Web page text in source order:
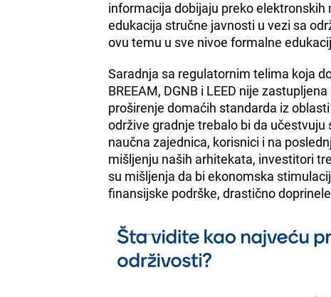
informacija dobijaju preko
edukacija stručne javnosti u vezi sa
ovu temu u sve nivoe formalne
Saradnja sa regulatornim telima koja
BREEAM, DGNB i LEED nije
proširenje domaćih standarda iz
održive gradnje trebalo bi da
naučna zajednica, korisnici i na
mišljenju naših arhitekata, investitori
su mišljenja da bi ekonomska
finansijske podrške, drastično